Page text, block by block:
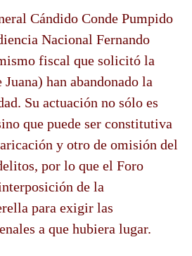
Cándido Conde Pumpido
Nacional Fernando
fiscal que solicitó la
han abandonado la
Su actuación no sólo es
que puede ser constitutiva
y otro de omisión del
por lo que el Foro
de la
para exigir las
a que hubiera lugar.